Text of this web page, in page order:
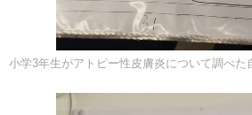
小学3年生がアトピー性皮膚炎について調べた